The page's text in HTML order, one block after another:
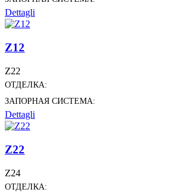
Dettagli
Z12
Z22
ОТДЕЛКА:
ЗАПОРНАЯ СИСТЕМА:
Dettagli
Z22
Z24
ОТДЕЛКА: